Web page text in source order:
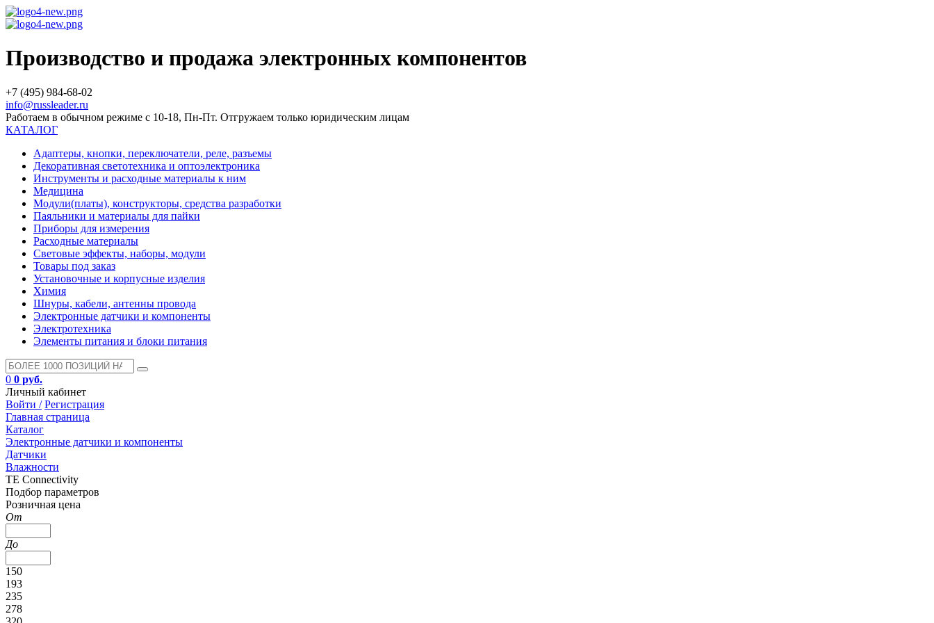
Производство и продажа электронных компонентов
+7 (495) 984-68-02
info@russleader.ru
Работаем в обычном режиме с 10-18, Пн-Пт. Отгружаем только юридическим лицам
КАТАЛОГ
Адаптеры, кнопки, переключатели, реле, разъемы
Декоративная светотехника и оптоэлектроника
Инструменты и расходные материалы к ним
Медицина
Модули(платы), конструкторы, средства разработки
Паяльники и материалы для пайки
Приборы для измерения
Расходные материалы
Световые эффекты, наборы, модули
Товары под заказ
Установочные и корпусные изделия
Химия
Шнуры, кабели, антенны провода
Электронные датчики и компоненты
Электротехника
Элементы питания и блоки питания
0 0 руб.
Личный кабинет
Войти / Регистрация
Главная страница
Каталог
Электронные датчики и компоненты
Датчики
Влажности
TE Connectivity
Подбор параметров
Розничная цена
От
До
150
193
235
278